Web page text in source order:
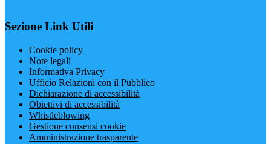
Sezione Link Utili
Cookie policy
Note legali
Informativa Privacy
Ufficio Relazioni con il Pubblico
Dichiarazione di accessibilità
Obiettivi di accessibilità
Whistleblowing
Gestione consensi cookie
Amministrazione trasparente